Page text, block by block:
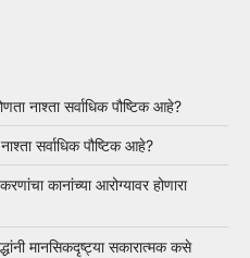
नाश्ता सर्वाधिक पौष्टिक आहे?
सर्वाधिक पौष्टिक आहे?
कानांच्या आरोग्यावर होणारा
मानसिकदृष्ट्या सकारात्मक कसे